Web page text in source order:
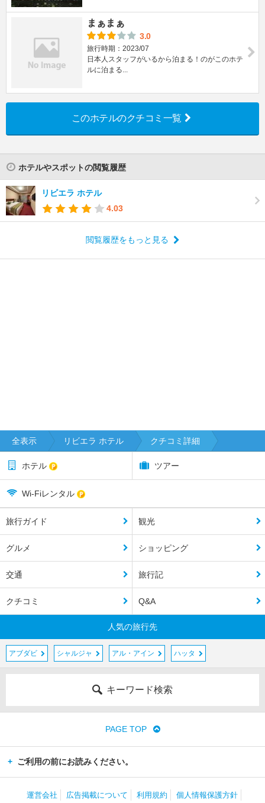
まぁまぁ
3.0
旅行時期：2023/07
日本人スタッフがいるから泊まる！のがこのホテ
ルに泊まる...
このホテルのクチコミ一覧
ホテルやスポットの閲覧履歴
リビエラ ホテル
4.03
閲覧履歴をもっと見る
全表示 リビエラ ホテル クチコミ詳細
ホテル ツアー
Wi-Fiレンタル
旅行ガイド 観光
グルメ ショッピング
交通 旅行記
クチコミ Q&A
人気の旅行先
アブダビ シャルジャ アル・アイン ハッタ
キーワード検索
PAGE TOP
ご利用の前にお読みください。
運営会社 広告掲載について 利用規約 個人情報保護方針